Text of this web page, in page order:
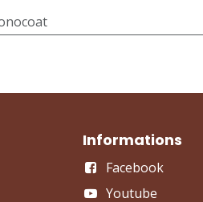
Informations
Facebook
Youtube